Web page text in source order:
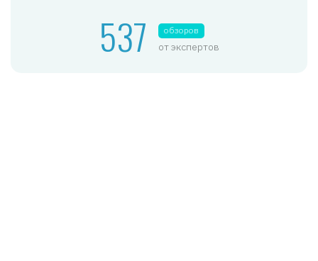
537 обзоров
от экспертов